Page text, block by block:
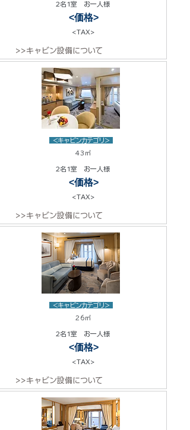
2名1室 お一人様
<価格>
<TAX>
>>キャビン設備について
<キャビンカテゴリ>
43㎡
2名1室 お一人様
<価格>
<TAX>
>>キャビン設備について
<キャビンカテゴリ>
26㎡
2名1室 お一人様
<価格>
<TAX>
>>キャビン設備について